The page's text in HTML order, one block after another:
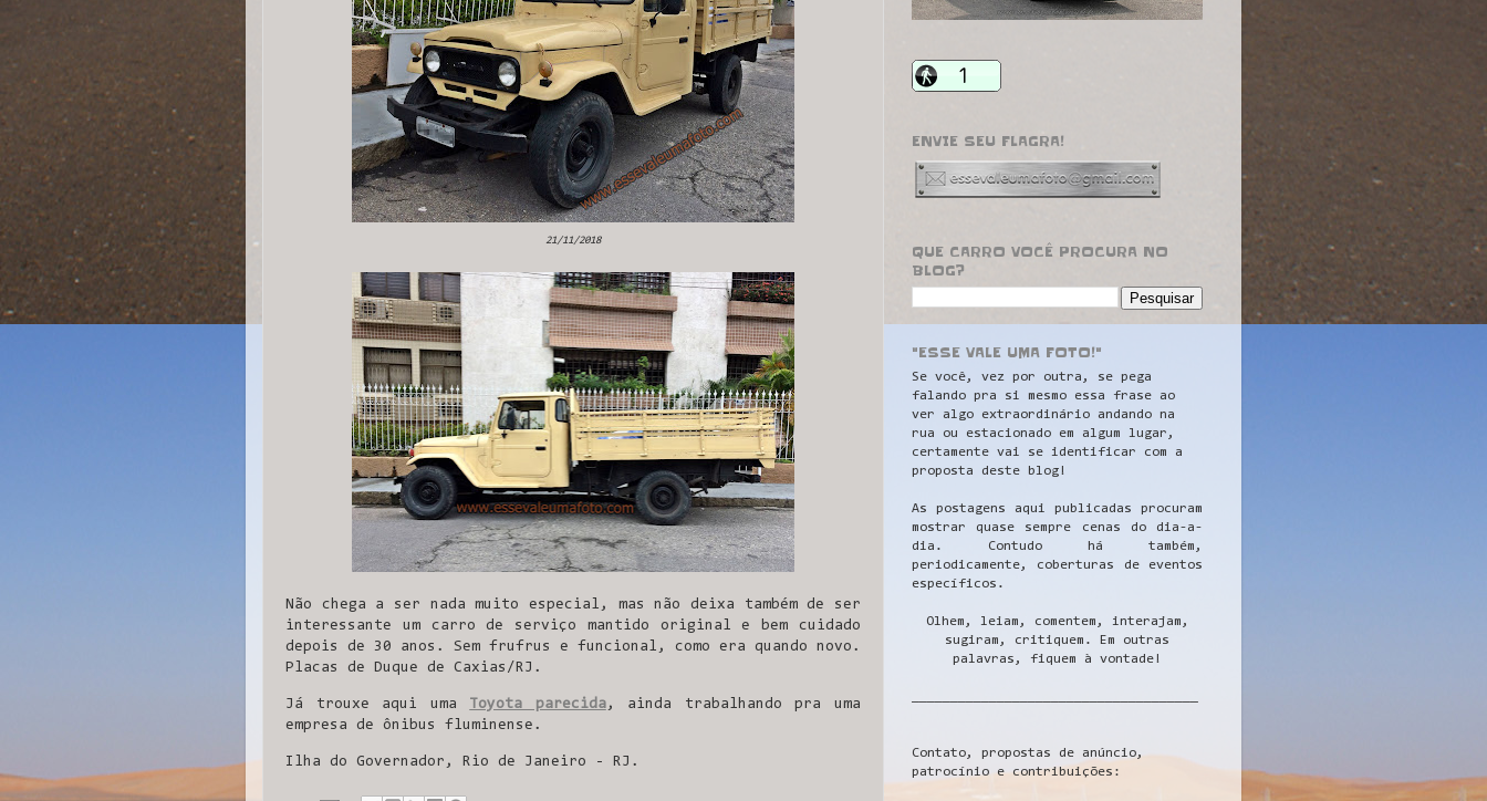
21/11/2018
Não chega a ser nada muito especial, mas não deixa também de ser
interessante um carro de serviço mantido original e bem cuidado
depois de 30 anos. Sem frufrus e funcional, como era quando novo.
Placas de Duque de Caxias/RJ.
Já trouxe aqui uma Toyota parecida, ainda trabalhando pra uma
empresa de ônibus fluminense.
Ilha do Governador, Rio de Janeiro - RJ.
ENVIE SEU FLAGRA!
QUE CARRO VOCÊ PROCURA NO
BLOG?
"ESSE VALE UMA FOTO!"
Se você, vez por outra, se pega
falando pra si mesmo essa frase ao
ver algo extraordinário andando na
rua ou estacionado em algum lugar,
certamente vai se identificar com a
proposta deste blog!
As postagens aqui publicadas procuram
mostrar quase sempre cenas do dia-a-
dia. Contudo há também,
periodicamente, coberturas de eventos
específicos.
Olhem, leiam, comentem, interajam,
sugiram, critiquem. Em outras
palavras, fiquem à vontade!
Contato, propostas de anúncio,
patrocínio e contribuições: